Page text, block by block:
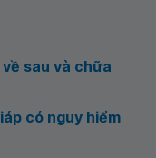
sau và chữa
có nguy hiểm